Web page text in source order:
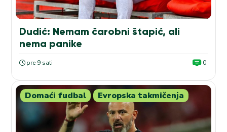
Dudić: Nemam čarobni štapić, ali
nema panike
pre 9 sati 0
Domaći fudbal Evropska takmičenja